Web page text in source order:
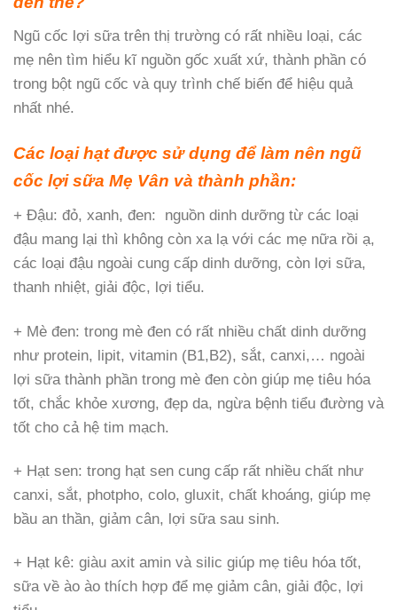
Ngũ cốc lợi sữa trên thị trường có rất nhiều loại, các
mẹ nên tìm hiểu kĩ nguồn gốc xuất xứ, thành phần có
trong bột ngũ cốc và quy trình chế biến để hiệu quả
nhất nhé.
Các loại hạt được sử dụng để làm nên ngũ
cốc lợi sữa Mẹ Vân và thành phần:
+ Đậu: đỏ, xanh, đen: nguồn dinh dưỡng từ các loại
đậu mang lại thì không còn xa lạ với các mẹ nữa rồi ạ,
các loại đậu ngoài cung cấp dinh dưỡng, còn lợi sữa,
thanh nhiệt, giải độc, lợi tiểu.
+ Mè đen: trong mè đen có rất nhiều chất dinh dưỡng
như protein, lipit, vitamin (B1,B2), sắt, canxi,… ngoài
lợi sữa thành phần trong mè đen còn giúp mẹ tiêu hóa
tốt, chắc khỏe xương, đẹp da, ngừa bệnh tiểu đường và
tốt cho cả hệ tim mạch.
+ Hạt sen: trong hạt sen cung cấp rất nhiều chất như
canxi, sắt, photpho, colo, gluxit, chất khoáng, giúp mẹ
bầu an thần, giảm cân, lợi sữa sau sinh.
+ Hạt kê: giàu axit amin và silic giúp mẹ tiêu hóa tốt,
sữa về ào ào thích hợp để mẹ giảm cân, giải độc, lợi